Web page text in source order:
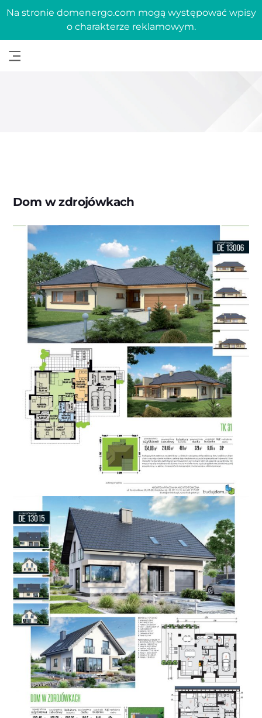
Na stronie domenergo.com mogą występować wpisy
o charakterze reklamowym.
Dom w zdrojówkach